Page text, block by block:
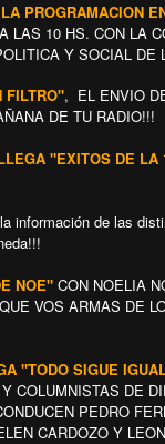
PROGRAMACION
LAS 10 HS. CON LA
Y SOCIAL DE
FILTRO", EL ENVIO
DE TU RADIO!!!
"EXITOS DE LA
información de las
NOE" CON NOELIA
VOS ARMAS DE
"TODO SIGUE
COLUMNISTAS DE
PEDRO
CARDOZO Y